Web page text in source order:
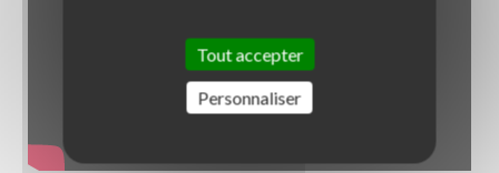
Tout accepter
Personnaliser